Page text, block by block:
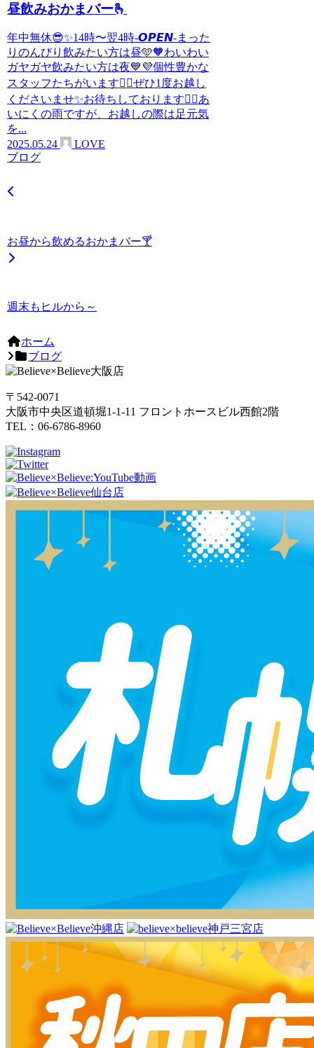
昼飲みおかまバー🫰
年中無休😎✨14時〜翌4時-𝙊𝙋𝙀𝙉-まった
りのんびり飲みたい方は昼🩵🧡わいわい
ガヤガヤ飲みたい方は夜💙💜個性豊かな
スタッフたちがいます🙋‍♀️ぜひ1度お越し
くださいませ✨️お待ちしております🙇‍♀️あ
いにくの雨ですが、お越しの際は足元気
を...
2025.05.24
LOVE
ブログ
お昼から飲めるおかまバー🍸
週末もヒルから～
ホーム
ブログ
〒542-0071
大阪市中央区道頓堀1-1-11 フロントホースビル西館2階
TEL：06-6786-8960